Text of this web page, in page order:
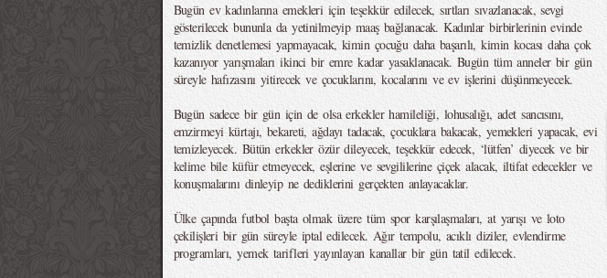
Bugün ev kadınlarına emekleri için teşekkür edilecek, sırtları sıvazlanacak, sevgi
gösterilecek bununla da yetinilmeyip maaş bağlanacak. Kadınlar birbirlerinin evinde
temizlik denetlemesi yapmayacak, kimin çocuğu daha başarılı, kimin kocası daha çok
kazanıyor yarışmaları ikinci bir emre kadar yasaklanacak. Bugün tüm anneler bir gün
süreyle hafızasını yitirecek ve çocuklarını, kocalarını ve ev işlerini düşünmeyecek.
Bugün sadece bir gün için de olsa erkekler hamileliği, lohusalığı, adet sancısını,
emzirmeyi kürtajı, bekareti, ağdayı tadacak, çocuklara bakacak, yemekleri yapacak, evi
temizleyecek. Bütün erkekler özür dileyecek, teşekkür edecek, ‘lütfen’ diyecek ve bir
kelime bile küfür etmeyecek, eşlerine ve sevgililerine çiçek alacak, iltifat edecekler ve
konuşmalarını dinleyip ne dediklerini gerçekten anlayacaklar.
Ülke çapında futbol başta olmak üzere tüm spor karşılaşmaları, at yarışı ve loto
çekilişleri bir gün süreyle iptal edilecek. Ağır tempolu, acıklı diziler, evlendirme
programları, yemek tarifleri yayınlayan kanallar bir gün tatil edilecek.